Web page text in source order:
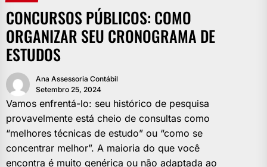
CONCURSOS PÚBLICOS: COMO
ORGANIZAR SEU CRONOGRAMA DE
ESTUDOS
Ana Assessoria Contábil
Setembro 25, 2024
Vamos enfrentá-lo: seu histórico de pesquisa
provavelmente está cheio de consultas como
“melhores técnicas de estudo” ou “como se
concentrar melhor”. A maioria do que você
encontra é muito genérica ou não adaptada ao